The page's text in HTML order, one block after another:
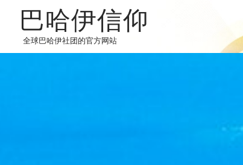
巴哈伊信仰
全球巴哈伊社团的官方网站